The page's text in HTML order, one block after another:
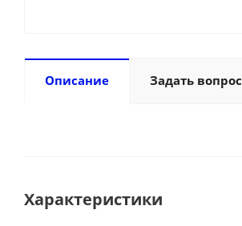
Описание Задать вопрос
Характеристики